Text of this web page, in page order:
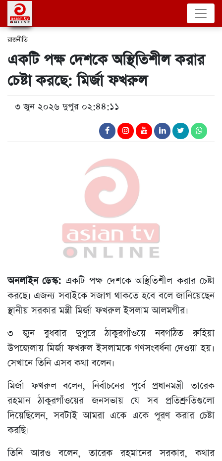
রাজনীতি
একটি পক্ষ দেশকে অস্থিতিশীল করার
চেষ্টা করছে: মির্জা ফখরুল
৩ জুন ২০২৬ দুপুর ০২:৪৪:১১
অনলাইন ডেস্ক: একটি পক্ষ দেশকে অস্থিতিশীল করার চেষ্টা
করছে। এজন্য সবাইকে সজাগ থাকতে হবে বলে জানিয়েছেন
স্থানীয় সরকার মন্ত্রী মির্জা ফখরুল ইসলাম আলমগীর।
৩ জুন বুধবার দুপুরে ঠাকুরগাঁওয়ে নবগঠিত রুহিয়া
উপজেলায় মির্জা ফখরুল ইসলামকে গণসংবর্ধনা দেওয়া হয়।
সেখানে তিনি এসব কথা বলেন।
মির্জা ফখরুল বলেন, নির্বাচনের পূর্বে প্রধানমন্ত্রী তারেক
রহমান ঠাকুরগাঁওয়ের জনসভায় যে সব প্রতিশ্রুতিগুলো
দিয়েছিলেন, সবটাই আমরা একে একে পূরণ করার চেষ্টা
করছি।
তিনি আরও বলেন, তারেক রহমানের সরকার, কথার